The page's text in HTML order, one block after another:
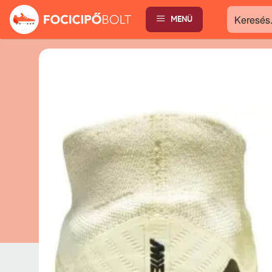
MENÜ Keresés...